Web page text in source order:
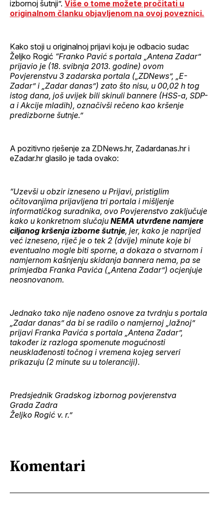
izbornoj šutnji”. Više o tome možete pročitati u
originalnom članku objavljenom na ovoj poveznici.
Kako stoji u originalnoj prijavi koju je odbacio sudac
Željko Rogić “Franko Pavić s portala „Antena Zadar”
prijavio je (18. svibnja 2013. godine) ovom
Povjerenstvu 3 zadarska portala („ZDNews”, „E-
Zadar” i „Zadar danas”) zato što nisu, u 00,02 h tog
istog dana, još uvijek bili skinuli bannere (HSS-a, SDP-
a i Akcije mladih), označivši rečeno kao kršenje
predizborne šutnje.”
A pozitivno rješenje za ZDNews.hr, Zadardanas.hr i
eZadar.hr glasilo je tada ovako:
“Uzevši u obzir izneseno u Prijavi, pristiglim
očitovanjima prijavljena tri portala i mišljenje
informatičkog suradnika, ovo Povjerenstvo zaključuje
kako u konkretnom slučaju NEMA utvrđene namjere
ciljanog kršenja izborne šutnje, jer, kako je naprijed
već izneseno, riječ je o tek 2 (dvije) minute koje bi
eventualno mogle biti sporne, a dokaza o stvarnom i
namjernom kašnjenju skidanja bannera nema, pa se
primjedba Franka Pavića („Antena Zadar”) ocjenjuje
neosnovanom.
Jednako tako nije nađeno osnove za tvrdnju s portala
„Zadar danas” da bi se radilo o namjernoj „lažnoj”
prijavi Franka Pavića s portala „Antena Zadar”,
također iz razloga spomenute mogućnosti
neusklađenosti točnog i vremena kojeg serveri
prikazuju (2 minute su u toleranciji).
Predsjednik Gradskog izbornog povjerenstva
Grada Zadra
Željko Rogić v. r.”
Komentari